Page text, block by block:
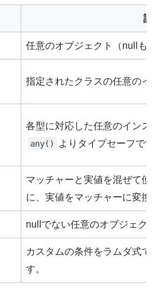
説
任意のオブジェクト（nullも
指定されたクラスの任意のイ
各型に対応した任意のインス
any() よりタイプセーフで
マッチャーと実値を混ぜて
に、実値をマッチャーに変換
nullでない任意のオブジェク
カスタムの条件をラムダ式
す。